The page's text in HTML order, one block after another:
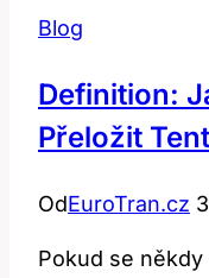
Blog
Definition:
Přeložit
OdEuroTran.cz
Pokud se